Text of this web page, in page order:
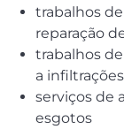
trabalhos
reparação
trabalhos
a
serviços de
esgotos